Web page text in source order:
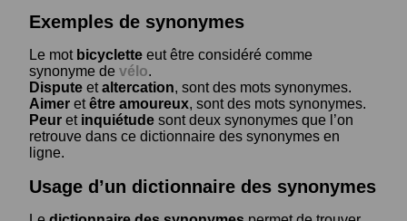
Exemples de synonymes
Le mot bicyclette eut être considéré comme
synonyme de vélo.
Dispute etaltercation, sont des mots synonymes.
Aimer etêtre amoureux, sont des mots synonymes.
Peur et inquiétude sont deux synonymes que l’on
retrouve dans ce dictionnaire des synonymes en
ligne.
Usage d’un dictionnaire des synonymes